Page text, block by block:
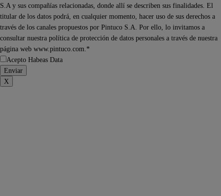
S.A y sus compañías relacionadas, donde allí se describen sus finalidades. El
titular de los datos podrá, en cualquier momento, hacer uso de sus derechos a
través de los canales propuestos por Pintuco S.A. Por ello, lo invitamos a
consultar nuestra política de protección de datos personales a través de nuestra
página web www.pintuco.com.*
Acepto Habeas Data
X